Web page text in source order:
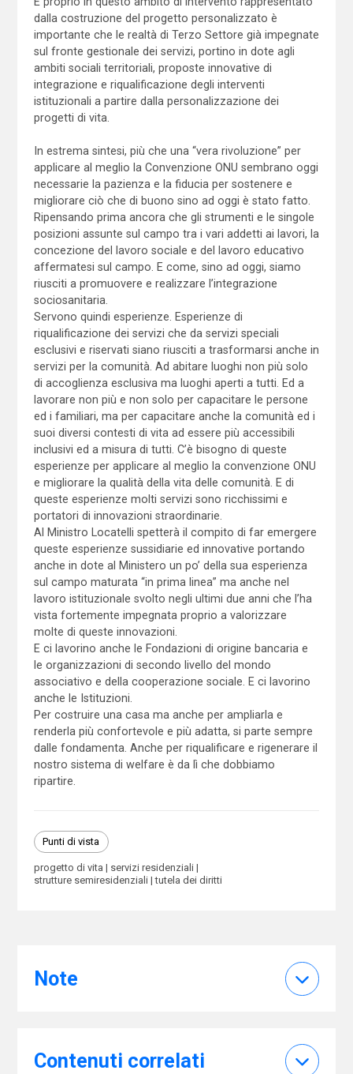
dalla costruzione del progetto personalizzato è
importante che le realtà di Terzo Settore già impegnate
sul fronte gestionale dei servizi, portino in dote agli
ambiti sociali territoriali, proposte innovative di
integrazione e riqualificazione degli interventi
istituzionali a partire dalla personalizzazione dei
progetti di vita.
In estrema sintesi, più che una “vera rivoluzione” per
applicare al meglio la Convenzione ONU sembrano oggi
necessarie la pazienza e la fiducia per sostenere e
migliorare ciò che di buono sino ad oggi è stato fatto.
Ripensando prima ancora che gli strumenti e le singole
posizioni assunte sul campo tra i vari addetti ai lavori, la
concezione del lavoro sociale e del lavoro educativo
affermatesi sul campo. E come, sino ad oggi, siamo
riusciti a promuovere e realizzare l’integrazione
sociosanitaria.
Servono quindi esperienze. Esperienze di
riqualificazione dei servizi che da servizi speciali
esclusivi e riservati siano riusciti a trasformarsi anche in
servizi per la comunità. Ad abitare luoghi non più solo
di accoglienza esclusiva ma luoghi aperti a tutti. Ed a
lavorare non più e non solo per capacitare le persone
ed i familiari, ma per capacitare anche la comunità ed i
suoi diversi contesti di vita ad essere più accessibili
inclusivi ed a misura di tutti. C’è bisogno di queste
esperienze per applicare al meglio la convenzione ONU
e migliorare la qualità della vita delle comunità. E di
queste esperienze molti servizi sono ricchissimi e
portatori di innovazioni straordinarie.
Al Ministro Locatelli spetterà il compito di far emergere
queste esperienze sussidiarie ed innovative portando
anche in dote al Ministero un po’ della sua esperienza
sul campo maturata “in prima linea” ma anche nel
lavoro istituzionale svolto negli ultimi due anni che l’ha
vista fortemente impegnata proprio a valorizzare
molte di queste innovazioni.
E ci lavorino anche le Fondazioni di origine bancaria e
le organizzazioni di secondo livello del mondo
associativo e della cooperazione sociale. E ci lavorino
anche le Istituzioni.
Per costruire una casa ma anche per ampliarla e
renderla più confortevole e più adatta, si parte sempre
dalle fondamenta. Anche per riqualificare e rigenerare il
nostro sistema di welfare è da lì che dobbiamo
ripartire.
Punti di vista
progetto di vita
servizi residenziali
strutture semiresidenziali
tutela dei diritti
Note
Contenuti correlati